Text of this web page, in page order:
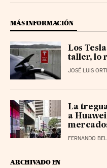
MÁS INFORMACIÓN
Los
taller, lo
JOSÉ LUIS
La
a
FERNANDO
ARCHIVADO EN